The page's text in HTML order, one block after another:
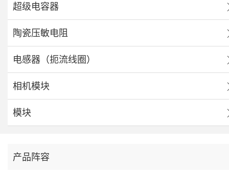
超级电容器
陶瓷压敏电阻
电感器（扼流线圈）
相机模块
模块
产品阵容